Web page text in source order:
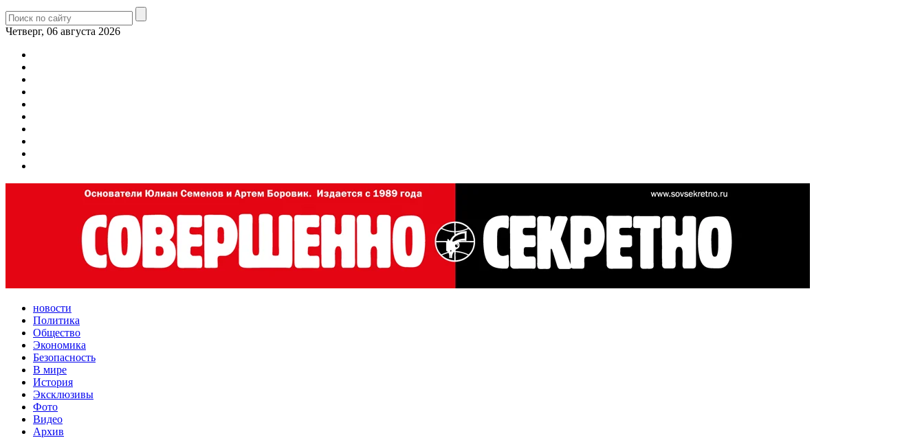
Четверг, 06 августа 2026
новости
Политика
Общество
Экономика
Безопасность
В мире
История
Эксклюзивы
Фото
Видео
Архив